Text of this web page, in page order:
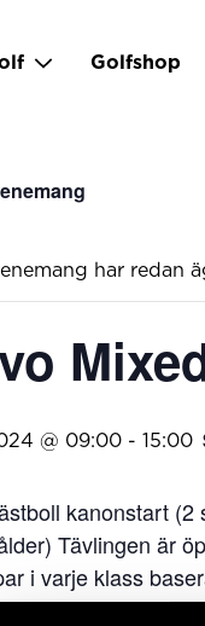
Golfshop
har redan
@ 09:00 - 15:00
kanonstart
Tävlingen är
i varje klass
hcp bildar B-